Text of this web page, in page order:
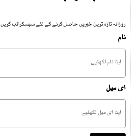
روزانہ تازہ ترین خبریں حاصل کرنے کے لئے سبسکرائب کریں
نام
ای میل